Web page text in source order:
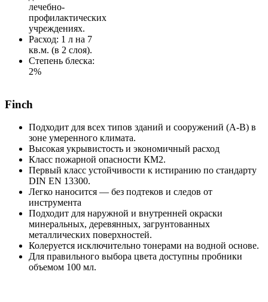
лечебно-
профилактических
учреждениях.
Расход: 1 л на 7
кв.м. (в 2 слоя).
Степень блеска:
2%
Finch
Подходит для всех типов зданий и сооружений (А-В) в
зоне умеренного климата.
Высокая укрывистость и экономичный расход
Класс пожарной опасности КМ2.
Первый класс устойчивости к истиранию по стандарту
DIN EN 13300.
Легко наносится — без подтеков и следов от
инструмента
Подходит для наружной и внутренней окраски
минеральных, деревянных, загрунтованных
металлических поверхностей.
Колеруется исключительно тонерами на водной основе.
Для правильного выбора цвета доступны пробники
объемом 100 мл.